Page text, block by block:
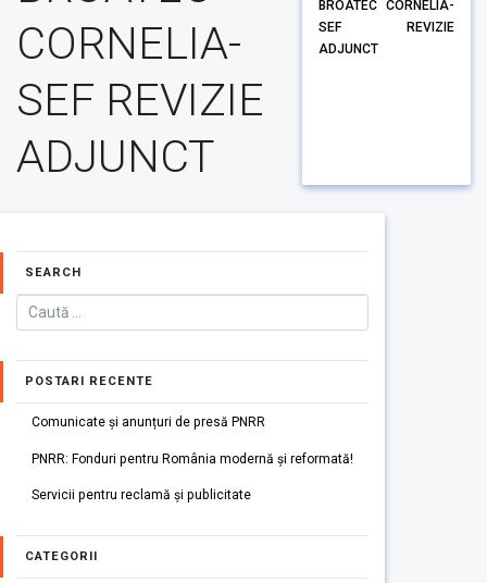
CORNELIA-
SEF REVIZIE
ADJUNCT
BROATEC CORNELIA-
SEF REVIZIE
ADJUNCT
SEARCH
POSTARI RECENTE
Comunicate și anunțuri de presă PNRR
PNRR: Fonduri pentru România modernă și reformată!
Servicii pentru reclamă și publicitate
CATEGORII